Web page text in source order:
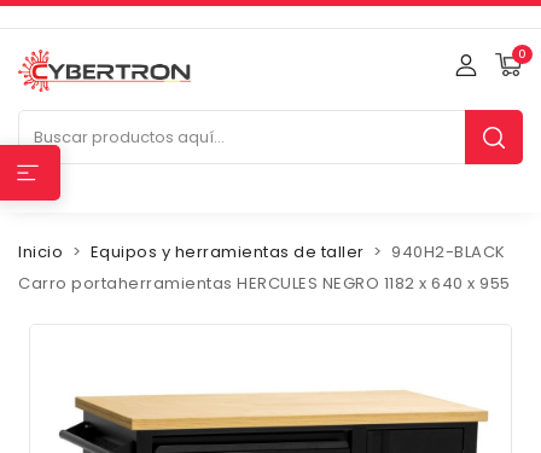
0
Inicio Equipos y herramientas de taller
940H2-BLACK
Carro portaherramientas HERCULES NEGRO 1182 x 640 x 955